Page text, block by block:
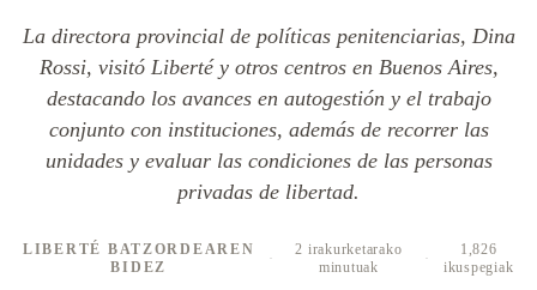
La directora provincial de políticas penitenciarias, Dina
Rossi, visitó Liberté y otros centros en Buenos Aires,
destacando los avances en autogestión y el trabajo
conjunto con instituciones, además de recorrer las
unidades y evaluar las condiciones de las personas
privadas de libertad.
LIBERTÉ BATZORDEAREN
BIDEZ
·
2 irakurketarako
minutuak
·
1,826
ikuspegiak